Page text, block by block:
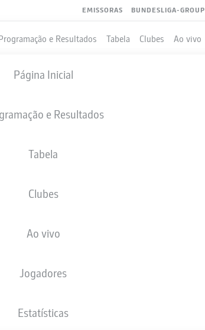
EMISSORAS BUNDESLIGA-GROUP
e Resultados Tabela Clubes Ao vivo
Página Inicial
e Resultados
Tabela
Clubes
Ao vivo
Jogadores
Estatísticas
04.06.1997